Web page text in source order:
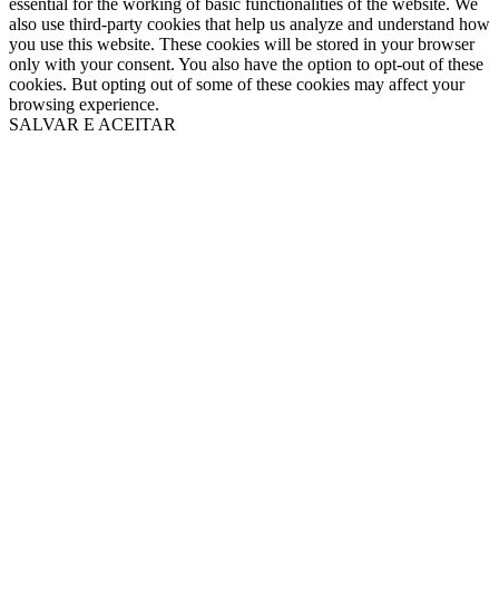
essential for the working of basic functionalities of the website. We
also use third-party cookies that help us analyze and understand how
you use this website. These cookies will be stored in your browser
only with your consent. You also have the option to opt-out of these
cookies. But opting out of some of these cookies may affect your
browsing experience.
SALVAR E ACEITAR